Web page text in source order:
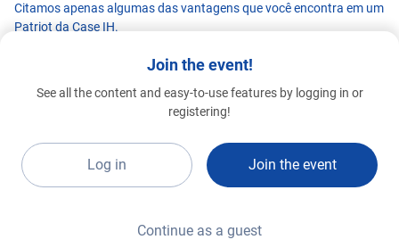
Citamos apenas algumas das vantagens que você encontra em um
Patriot da Case IH.
Join the event!
See all the content and easy-to-use features by logging in or
registering!
Log in Join the event
Continue as a guest